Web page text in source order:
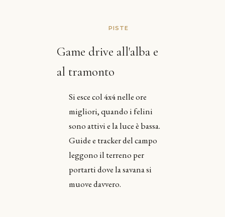
PISTE
Game drive all'alba e
al tramonto
Si esce col 4x4 nelle ore
migliori, quando i felini
sono attivi e la luce è bassa.
Guide e tracker del campo
leggono il terreno per
portarti dove la savana si
muove davvero.